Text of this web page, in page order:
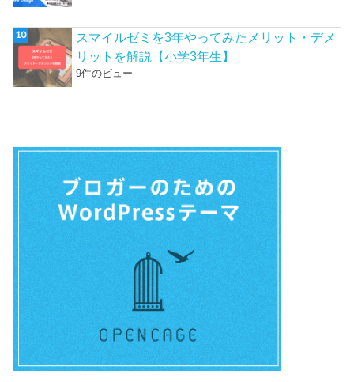
スマイルゼミを3年やってみたメリット・デメ
リットを解説【小学3年生】
9件のビュー